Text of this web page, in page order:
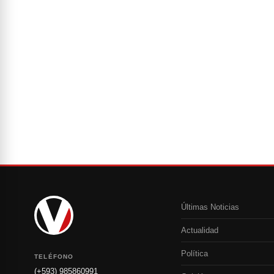
TELÉFONO
(+593) 985860991
Últimas Noticias
Actualidad
Política